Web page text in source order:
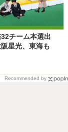
チーム本選出
星光、東海も
Recommended by